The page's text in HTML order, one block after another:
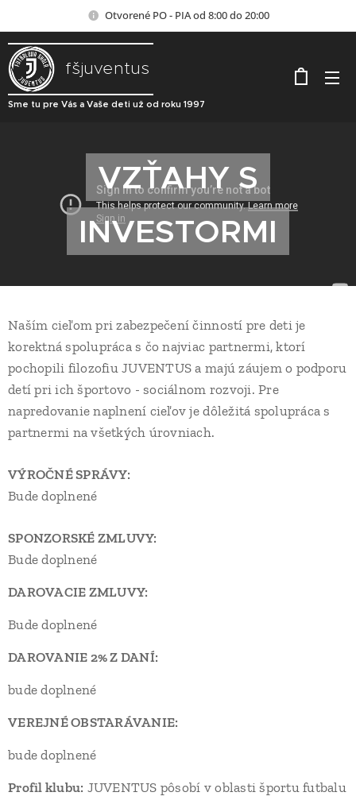
Otvorené PO - PIA od 8:00 do 20:00
fšjuventus
Sme tu pre Vás a Vaše deti už od roku 1997
VZŤAHY S
INVESTORMI
Naším cieľom pri zabezpečení činností pre deti je
korektná spolupráca s čo najviac partnermi, ktorí
pochopili filozofiu JUVENTUS a majú záujem o podporu
detí pri ich športovo - sociálnom rozvoji. Pre
napredovanie naplnení cieľov je dôležitá spolupráca s
partnermi na všetkých úrovniach.
VÝROČNÉ SPRÁVY:
Bude doplnené
SPONZORSKÉ ZMLUVY:
Bude doplnené
DAROVACIE ZMLUVY:
Bude doplnené
DAROVANIE 2% Z DANÍ:
bude doplnené
VEREJNÉ OBSTARÁVANIE:
bude doplnené
Profil klubu: JUVENTUS pôsobí v oblasti športu futbalu